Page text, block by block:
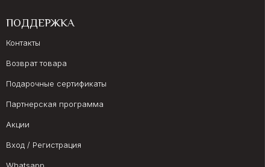
ПОДДЕРЖКА
Контакты
Возврат товара
Подарочные сертификаты
Партнерская программа
Акции
Вход / Регистрация